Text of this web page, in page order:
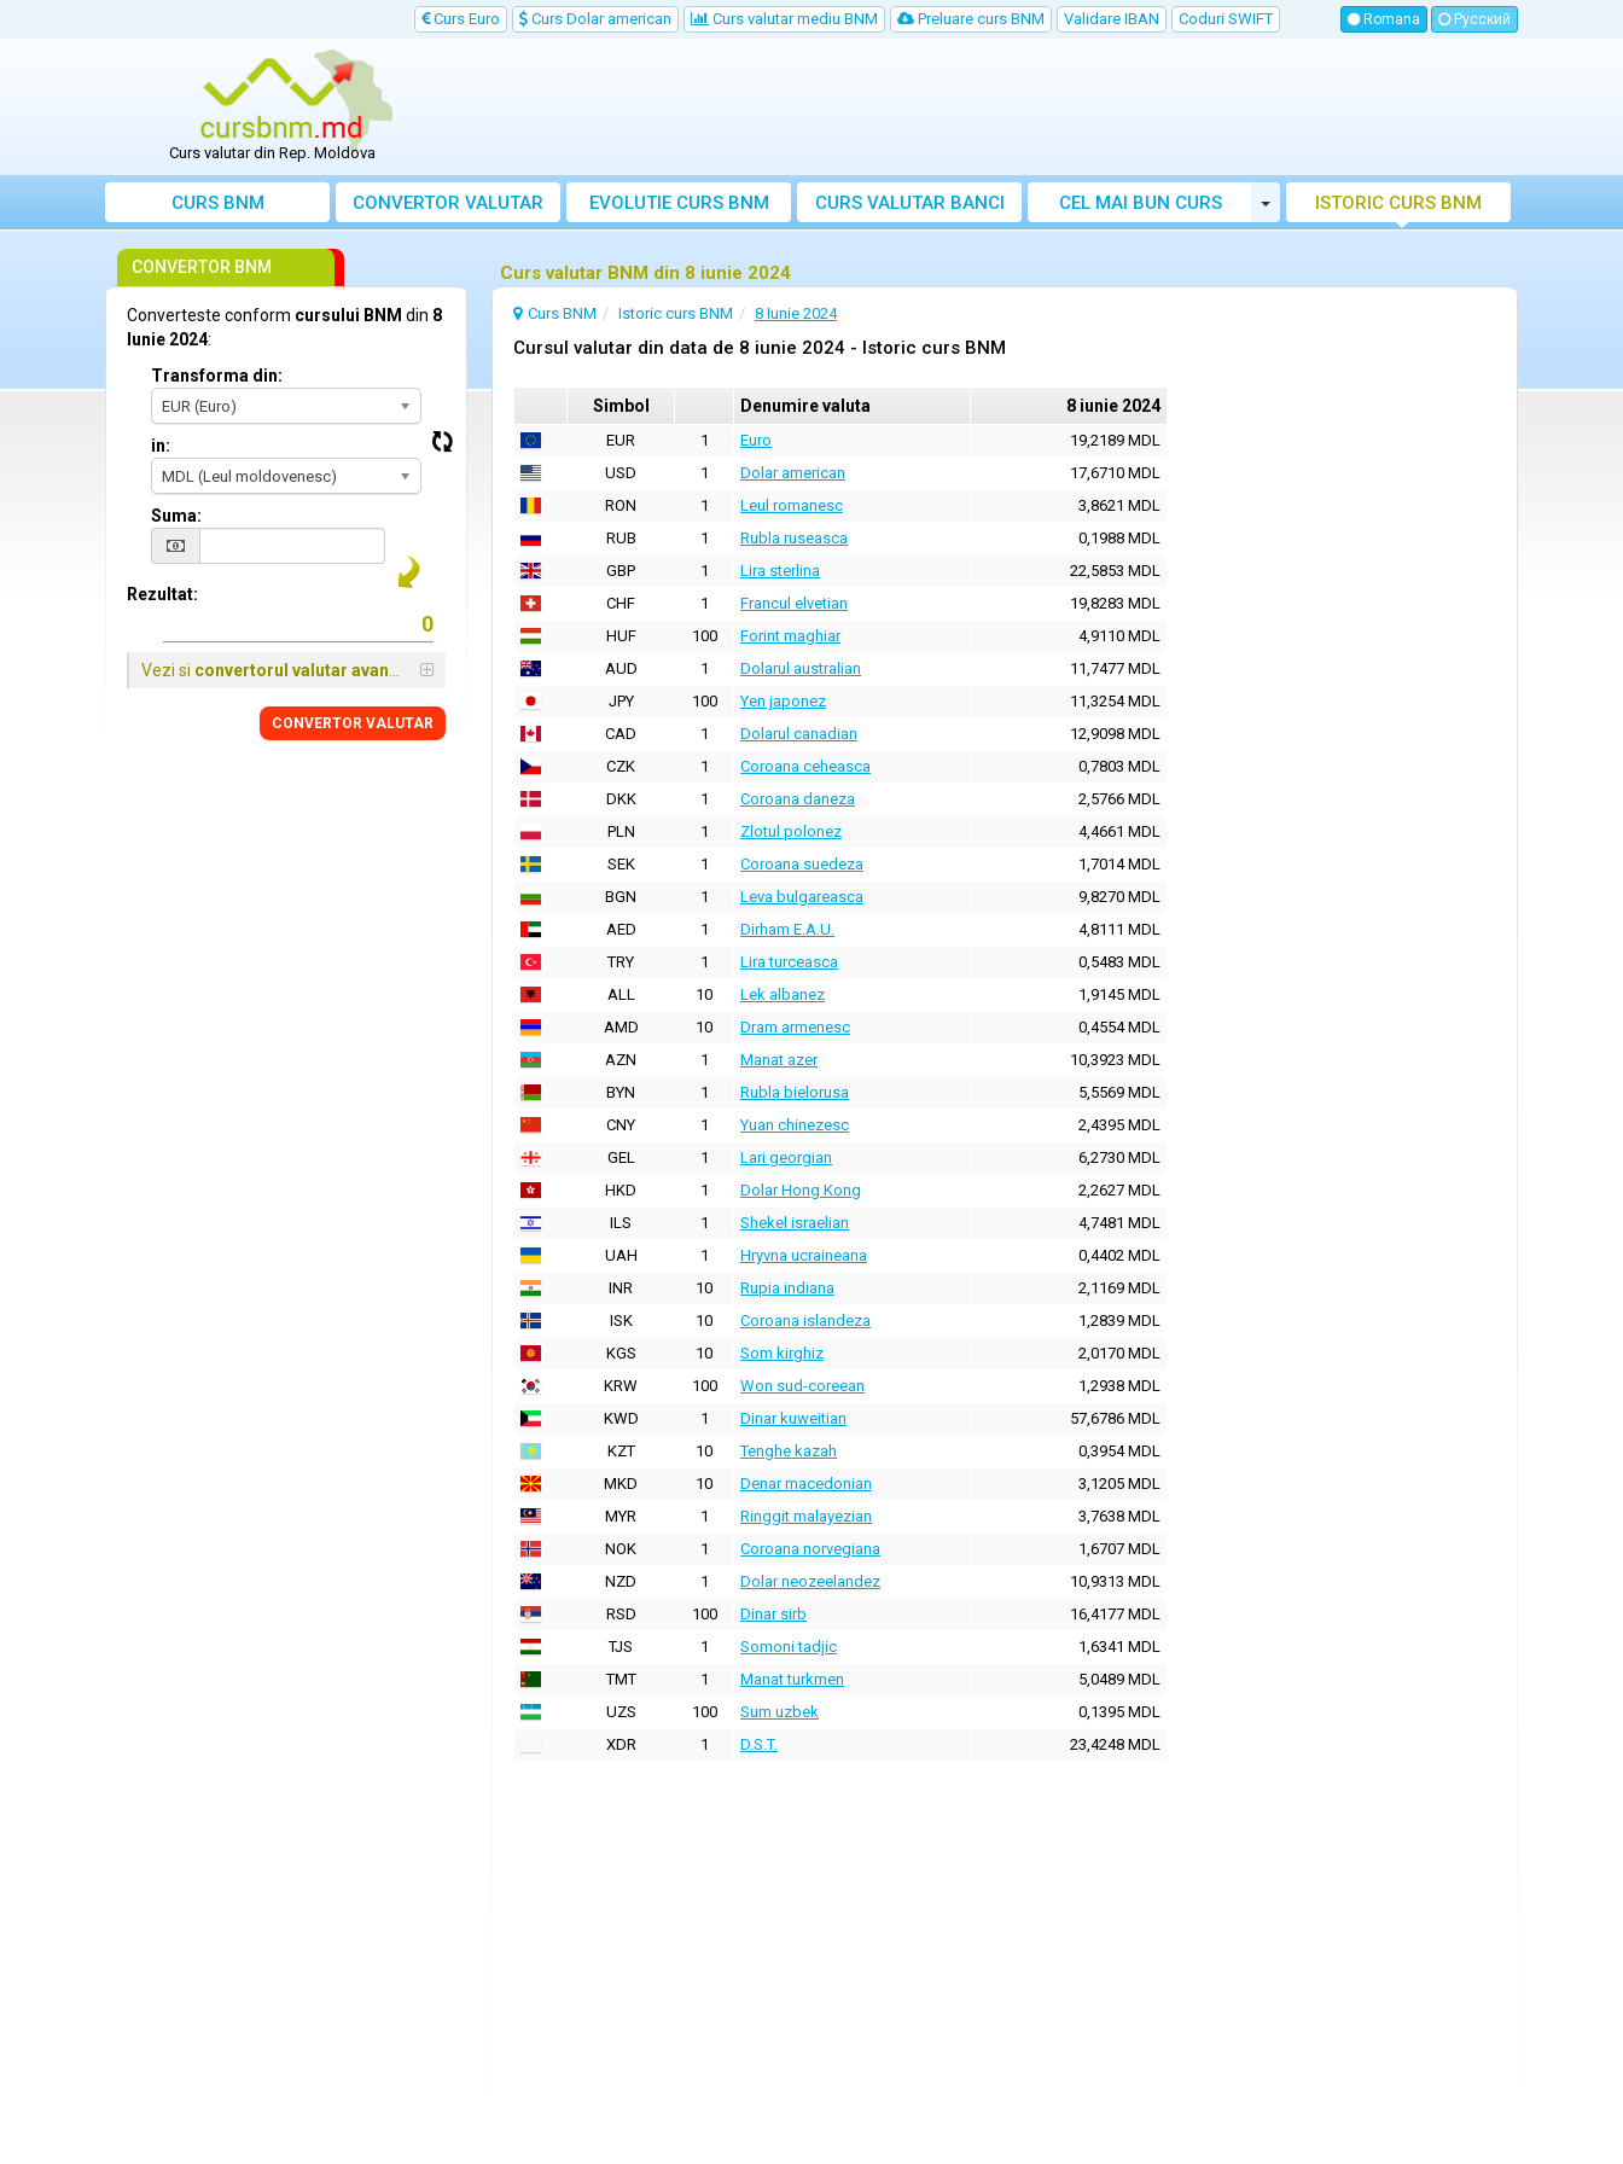
Curs Euro Curs Dolar american Curs valutar mediu BNM Preluare curs BNM Validare IBAN Coduri SWIFT Romana Русский
Curs valutar din Rep. Moldova
CURS BNM CONVERTOR VALUTAR EVOLUTIE CURS BNM CURS VALUTAR BANCI
CEL MAI BUN CURS
VALUTAR MOLDOVA
Toggle Dropdown
ISTORIC CURS BNM
Curs valutar BNM din 8 iunie 2024
Curs BNM Istoric curs BNM 8 Iunie 2024
Cursul valutar din data de 8 iunie 2024 - Istoric curs BNM
Simbol Denumire valuta 8 iunie 2024
EUR 1 Euro
19,2189 MDL
USD
1 Dolar american
17,6710 MDL
RON
1 Leul romanesc
3,8621 MDL
RUB
1 Rubla ruseasca
0,1988 MDL
GBP
1 Lira sterlina
22,5853 MDL
CHF
1 Francul elvetian
19,8283 MDL
HUF
100 Forint maghiar
4,9110 MDL
AUD
1 Dolarul australian
11,7477 MDL
JPY
100 Yen japonez
11,3254 MDL
CAD
1 Dolarul canadian
12,9098 MDL
CZK
1 Coroana ceheasca
0,7803 MDL
DKK
1 Coroana daneza
2,5766 MDL
PLN
1 Zlotul polonez
4,4661 MDL
SEK
1 Coroana suedeza
1,7014 MDL
BGN
1 Leva bulgareasca
9,8270 MDL
AED
1 Dirham E.A.U.
4,8111 MDL
TRY
1 Lira turceasca
0,5483 MDL
ALL
10 Lek albanez
1,9145 MDL
AMD
10 Dram armenesc
0,4554 MDL
AZN
1 Manat azer
10,3923 MDL
BYN
1 Rubla bielorusa
5,5569 MDL
CNY
1 Yuan chinezesc
2,4395 MDL
GEL
1 Lari georgian
6,2730 MDL
HKD
1 Dolar Hong Kong
2,2627 MDL
ILS
1 Shekel israelian
4,7481 MDL
UAH
1 Hryvna ucraineana
0,4402 MDL
INR
10 Rupia indiana
2,1169 MDL
ISK
10 Coroana islandeza
1,2839 MDL
KGS
10 Som kirghiz
2,0170 MDL
KRW
100 Won sud-coreean
1,2938 MDL
KWD
1 Dinar kuweitian
57,6786 MDL
KZT
10 Tenghe kazah
0,3954 MDL
MKD
10 Denar macedonian
3,1205 MDL
MYR
1 Ringgit malayezian
3,7638 MDL
NOK
1 Coroana norvegiana
1,6707 MDL
NZD
1 Dolar neozeelandez
10,9313 MDL
RSD
100 Dinar sirb
16,4177 MDL
TJS
1 Somoni tadjic
1,6341 MDL
TMT
1 Manat turkmen
5,0489 MDL
UZS
100 Sum uzbek
0,1395 MDL
XDR
1 D.S.T. 23,4248 MDL
CONVERTOR BNM
Converteste conform cursului BNM din 8
Iunie 2024:
Transforma din:
EUR (Euro)
in:
MDL (Leul moldovenesc)
Suma:
Rezultat:
Vezi si convertorul valutar avansat
CONVERTOR VALUTAR